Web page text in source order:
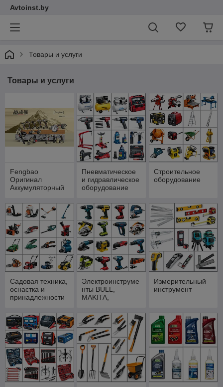
Avtoinst.by
Товары и услуги
Товары и услуги
Fengbao
Оригинал
Аккумуляторный
Пневматическое
и гидравлическое
оборудование
Строительное
оборудование
Садовая техника,
оснастка и
принадлежности
Электроинструме
нты BULL,
MAKITA,
ФИОЛЕНТ
Измерительный
инструмент